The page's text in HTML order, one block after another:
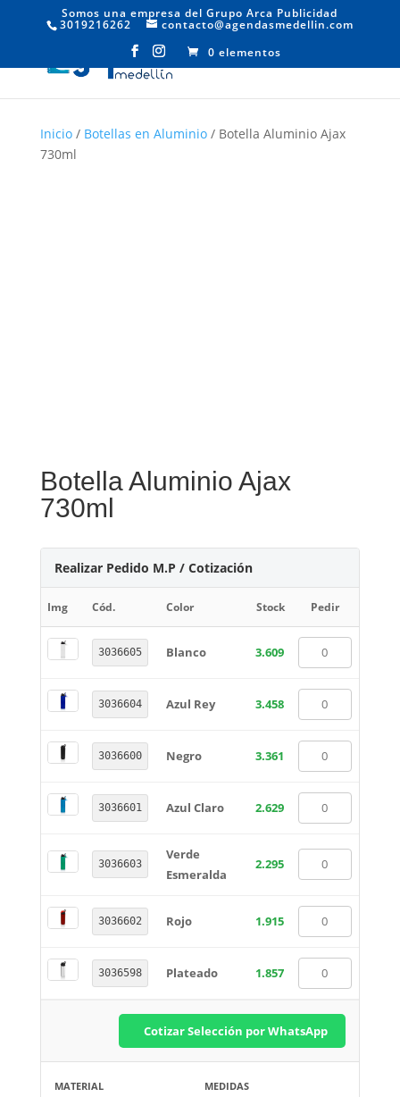
Somos una empresa del Grupo Arca Publicidad
3019216262
contacto@agendasmedellin.com
0 elementos
Inicio/ Botellas en Aluminio/ Botella Aluminio Ajax
730ml
Botella Aluminio Ajax
730ml
Realizar Pedido M.P / Cotización
Img Cód. Color Stock Pedir
3036605 Blanco 3.609
3036604 Azul Rey 3.458
3036600 Negro 3.361
3036601 Azul Claro 2.629
3036603
Verde
Esmeralda
2.295
3036602 Rojo 1.915
3036598 Plateado 1.857
Cotizar Selección por WhatsApp
MATERIAL MEDIDAS